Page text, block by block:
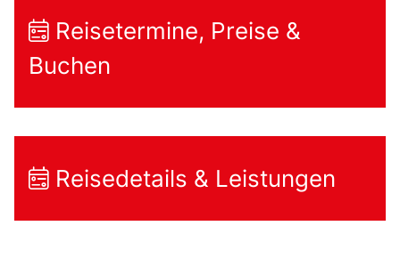
Reisetermine, Preise &
Buchen
Reisedetails & Leistungen